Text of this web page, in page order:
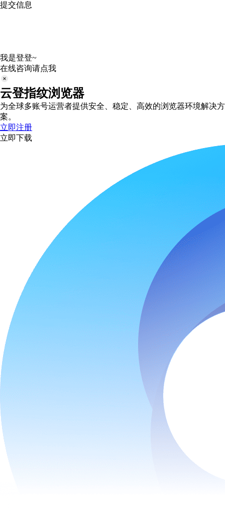
提交信息
我是登登~
在线咨询请点我
云登指纹浏览器
为全球多账号运营者提供安全、稳定、高效的浏览器环境解决方
案。
立即注册
立即下载